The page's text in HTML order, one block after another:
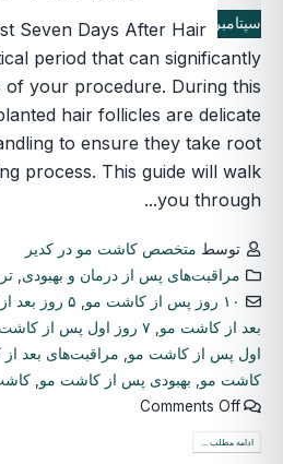
سپتامبر
Seven Days After Hair
period that can significantly
of your procedure. During this
hair follicles are delicate
to ensure they take root
process. This guide will walk
you through...
توسط متخصص کاشت مو در کدیر
مراقبت‌های پس از درمان و بهبودی ,
۱۰ روز پس از کاشت مو
۵ روز بعد از کاشت مو
بعد از کاشت مو
۷ روز اول پس از کاشت مو
اول پس از کاشت مو
مراقبت‌های بعد
کاشت مو
بهبودی پس از کاشت مو
Comments Off
ادامه مطلب ...